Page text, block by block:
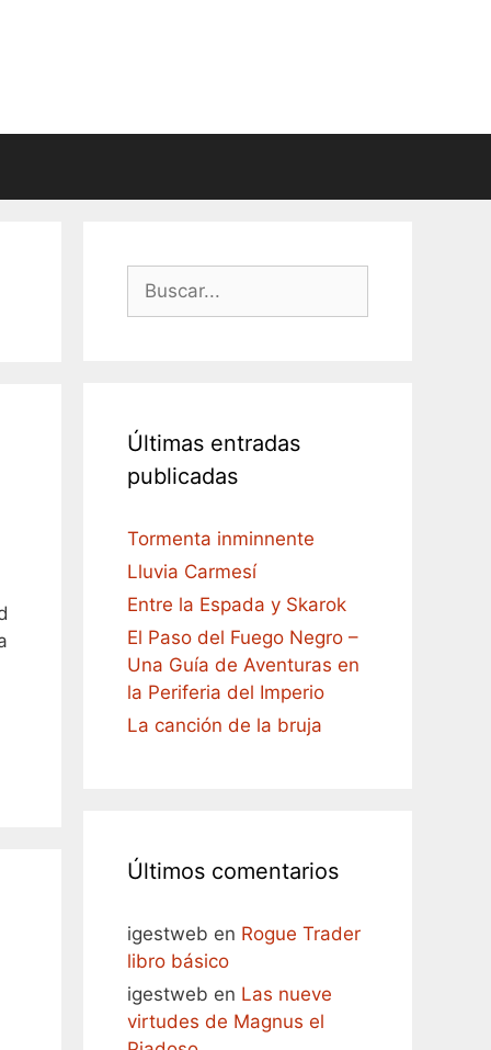
Buscar:
Últimas entradas
publicadas
Tormenta inminnente
Lluvia Carmesí
Entre la Espada y Skarok
El Paso del Fuego Negro –
Una Guía de Aventuras en
la Periferia del Imperio
La canción de la bruja
Últimos comentarios
igestweb en Rogue Trader
libro básico
igestweb en Las nueve
virtudes de Magnus el